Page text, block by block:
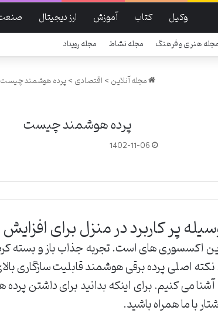
وکیل کتاب آموزش ارز دیجیتال
مجله هنری و فرهنگ مجله نشاط مجله رویداد
مجله آنلاین>اقتصادی>پرده هوشمند چیست
پرده هوشمند چیست
1402-11-06
پر کاربرد در منزل برای
اکسسوری های است. تجربه جذاب باز و بسته
نکته اصلی پرده برقی هوشمند قابلیت سازگاری
آشنا می کنیم. برای اینکه بدانید برای داشتن
با ما همراه باشید.